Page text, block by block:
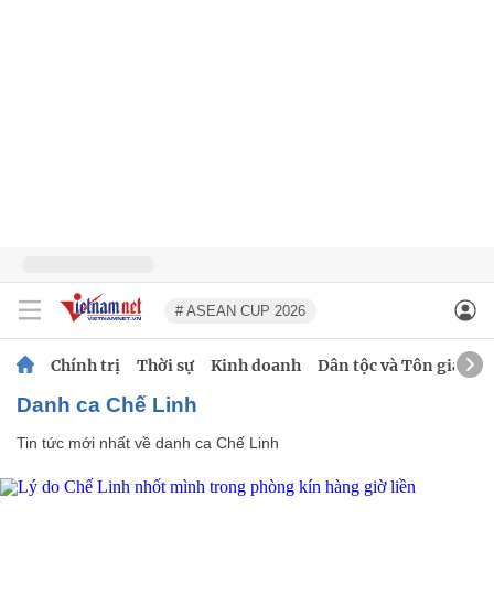
# ASEAN CUP 2026
Chính trị Thời sự Kinh doanh Dân tộc và Tôn giáo
danh ca Chế Linh
Tin tức mới nhất về danh ca Chế Linh